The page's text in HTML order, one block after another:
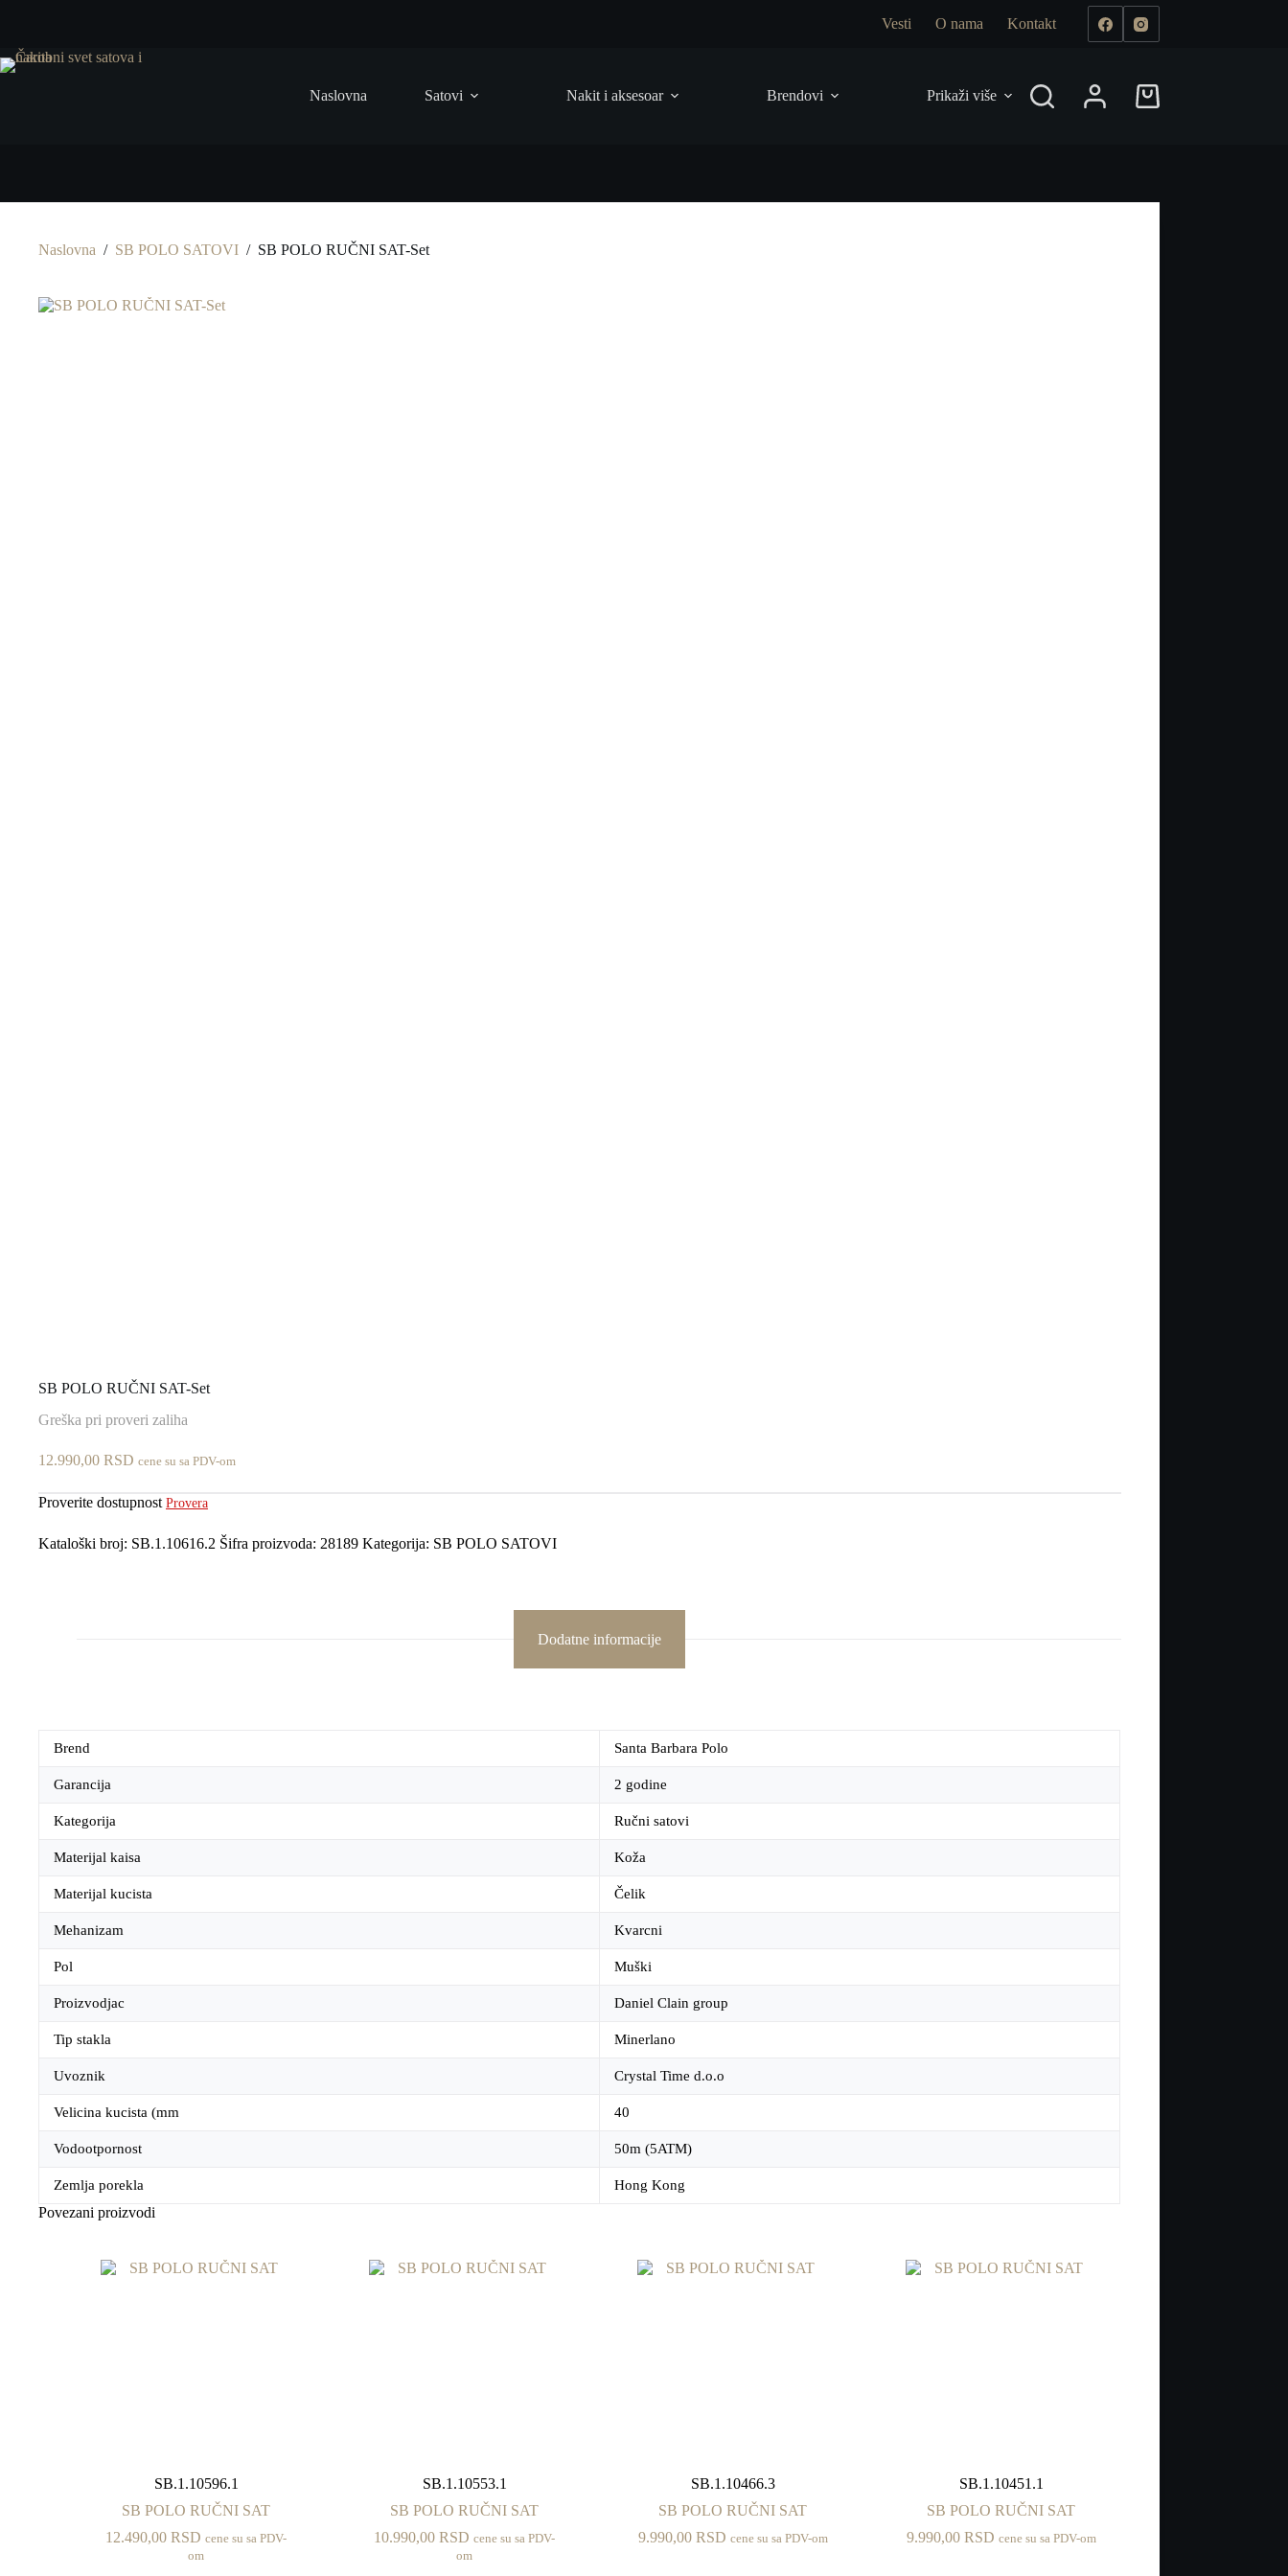
Vesti O nama Kontakt
Naslovna Satovi Nakit i aksesoar Brendovi Prikaži više
Shopping
Naslovna / SB POLO SATOVI / SB POLO RUČNI SAT-Set
SB POLO RUČNI SAT-Set
Greška pri proveri zaliha
12.990,00 RSD cene su sa PDV-om
Proverite dostupnost Provera
Kataloški broj: SB.1.10616.2 Šifra proizvoda: 28189 Kategorija: SB POLO SATOVI
Dodatne informacije
Brend Santa Barbara Polo
Garancija 2 godine
Kategorija Ručni satovi
Materijal kaisa Koža
Materijal kucista Čelik
Mehanizam Kvarcni
Pol Muški
Proizvodjac Daniel Clain group
Tip stakla Minerlano
Uvoznik Crystal Time d.o.o
Velicina kucista (mm 40
Vodootpornost 50m (5ATM)
Zemlja porekla Hong Kong
Povezani proizvodi
SB.1.10596.1
SB POLO RUČNI SAT
12.490,00RSD cene su sa PDV-
om
SB.1.10553.1
SB POLO RUČNI SAT
10.990,00RSD cene su sa PDV-
om
SB.1.10466.3
SB POLO RUČNI SAT
9.990,00 RSD cene su sa PDV-om
SB.1.10451.1
SB POLO RUČNI SAT
9.990,00 RSD cene su sa PDV-om